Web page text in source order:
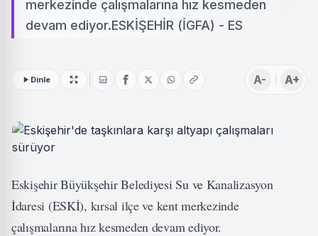
merkezinde çalışmalarına hız kesmeden
devam ediyor.ESKİŞEHİR (İGFA) - ES
Dinle A- A+
Eskişehir Büyükşehir Belediyesi Su ve Kanalizasyon
İdaresi (ESKİ), kırsal ilçe ve kent merkezinde
çalışmalarına hız kesmeden devam ediyor.